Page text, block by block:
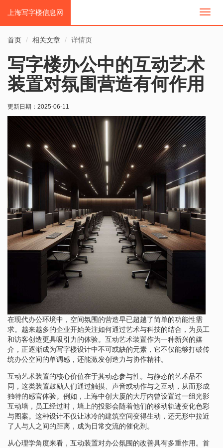
切
上海写字楼信息网
首页 相关文章 详情页
写字楼办公中的互动艺术
装置对氛围营造有何作用
更新日期： 2025-06-11
在现代办公环境中，空间氛围的营造早已超越了简单的功能性需
求。越来越多的企业开始关注如何通过艺术与科技的结合，为员工
和访客创造更具吸引力的体验。互动艺术装置作为一种新兴的媒
介，正逐渐成为写字楼设计中不可或缺的元素，它不仅能够打破传
统办公空间的单调感，还能激发创造力与协作精神。
互动艺术装置的核心价值在于其动态参与性。与静态的艺术品不
同，这类装置鼓励人们通过触摸、声音或动作与之互动，从而形成
独特的感官体验。例如，上海中创大厦的大厅内曾设置过一组光影
互动墙，员工经过时，墙上的投影会随着他们的移动轨迹变化色彩
与图案。这种设计不仅让冰冷的建筑空间变得生动，还无形中拉近
了人与人之间的距离，成为日常交流的催化剂。
从心理学角度来看，互动装置对办公氛围的改善具有多重作用。首